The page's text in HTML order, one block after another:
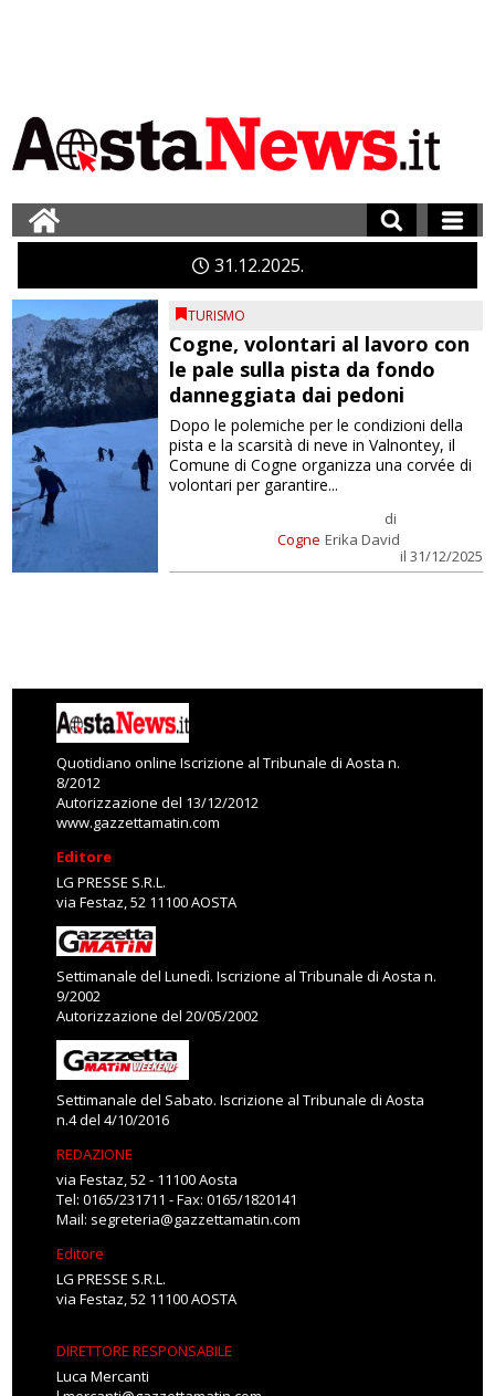
31 12 2025
TURISMO
Cogne, volontari al lavoro con
le pale sulla pista da fondo
danneggiata dai pedoni
Cogne
di
Erika David
il 31/12/2025
Dopo le polemiche per le condizioni della
pista e la scarsità di neve in Valnontey, il
Comune di Cogne organizza una corvée di
volontari per garantire...
Quotidiano online Iscrizione al Tribunale di Aosta n.
8/2012
Autorizzazione del 13/12/2012
www.gazzettamatin.com
Editore
LG PRESSE S.R.L.
via Festaz, 52 11100 AOSTA
Settimanale del Lunedì. Iscrizione al Tribunale di Aosta n.
9/2002
Autorizzazione del 20/05/2002
Settimanale del Sabato. Iscrizione al Tribunale di Aosta
n.4 del 4/10/2016
REDAZIONE
via Festaz, 52 - 11100 Aosta
Tel: 0165/231711 - Fax: 0165/1820141
Mail: segreteria@gazzettamatin.com
Editore
LG PRESSE S.R.L.
via Festaz, 52 11100 AOSTA
DIRETTORE RESPONSABILE
Luca Mercanti